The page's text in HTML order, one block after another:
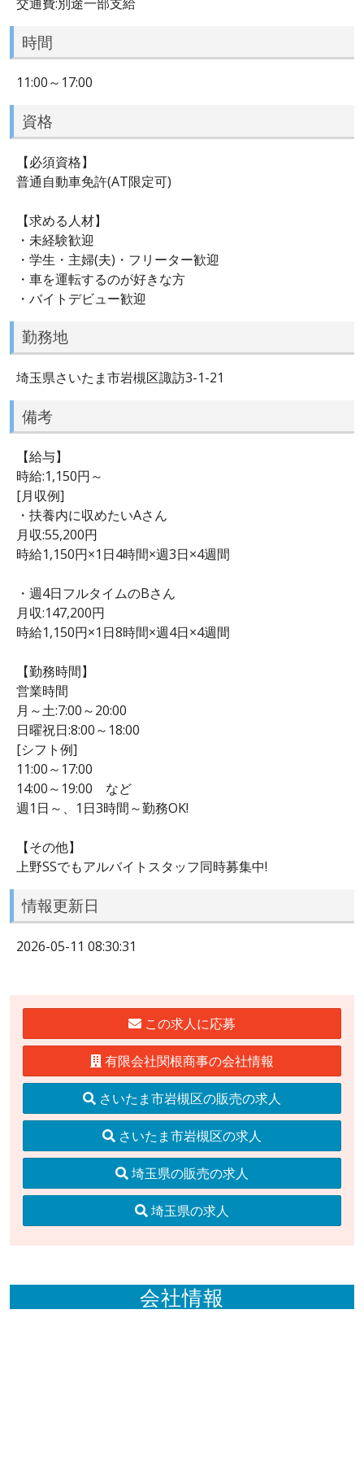
時間
11:00～17:00
資格
【必須資格】
普通自動車免許(AT限定可)
【求める人材】
・未経験歓迎
・学生・主婦(夫)・フリーター歓迎
・車を運転するのが好きな方
・バイトデビュー歓迎
勤務地
埼玉県さいたま市岩槻区諏訪3-1-21
備考
【給与】
時給:1,150円～
[月収例]
・扶養内に収めたいAさん
月収:55,200円
時給1,150円×1日4時間×週3日×4週間
・週4日フルタイムのBさん
月収:147,200円
時給1,150円×1日8時間×週4日×4週間
【勤務時間】
営業時間
月～土:7:00～20:00
日曜祝日:8:00～18:00
[シフト例]
11:00～17:00
14:00～19:00 など
週1日～、1日3時間～勤務OK!
【その他】
上野SSでもアルバイトスタッフ同時募集中!
情報更新日
2026-05-11 08:30:31
この求人に応募
有限会社関根商事の会社情報
さいたま市岩槻区の販売の求人
さいたま市岩槻区の求人
埼玉県の販売の求人
埼玉県の求人
会社情報